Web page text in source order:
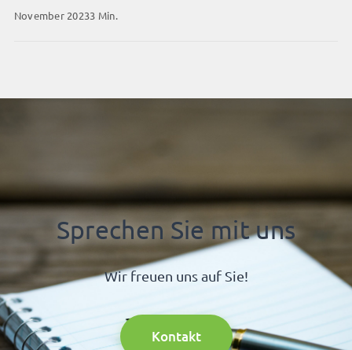
November 20233 Min.
Sprechen Sie mit uns
Wir freuen uns auf Sie!
Kontakt